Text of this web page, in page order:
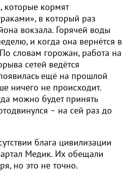
кормят
в который раз
вокзала. Горячей воды
и когда она вернётся в
словам горожан, работа на
сетей ведётся
ещё на прошлой
ничего не происходит.
можно будет принять
– на сей раз до
блага цивилизации
Медик. Их обещали
но это не точно.